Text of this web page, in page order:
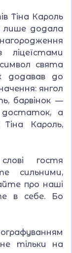
Тіна Кароль
лише додала
свята
додавав до
янгол
барвінок —
достаток, а
Кароль,
гостя
сильними,
про наші
в себе. Бо
тільки на